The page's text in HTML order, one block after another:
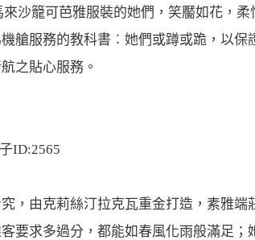
沙籠可芭雅服裝的她們，笑靨如花，
艙服務的教科書︰她們或蹲或跪，以
之貼心服務。
，由克莉絲汀拉克瓦重金打造，素雅
要求多過分，都能如春風化雨般滿足